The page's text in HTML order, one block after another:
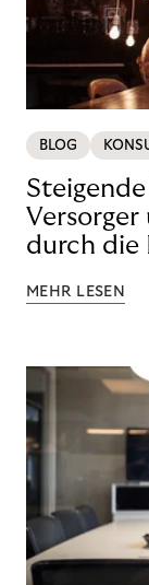
BLOG
durch die
MEHR LESEN